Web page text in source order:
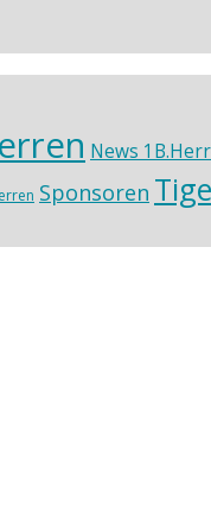
News
Sponsoren